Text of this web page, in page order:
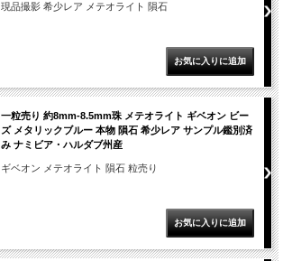
現品撮影 希少レア メテオライト 隕石
一粒売り 約8mm-8.5mm珠 メテオライト ギベオン ビー
ズ メタリックブルー 本物 隕石 希少レア サンプル鑑別済
み ナミビア・ハルダブ州産
ギベオン メテオライト 隕石 粒売り